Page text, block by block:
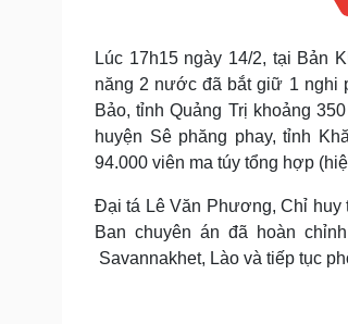
Lúc 17h15 ngày 14/2, tại Bản
năng 2 nước đã bắt giữ 1 nghi
Bảo, tỉnh Quảng Trị khoảng
huyện Sê phăng phay, tỉnh
94.000 viên ma túy tổng hợp
Đại tá Lê Văn Phương, Chỉ huy
Ban chuyên án đã hoàn
Savannakhet, Lào và tiếp tục